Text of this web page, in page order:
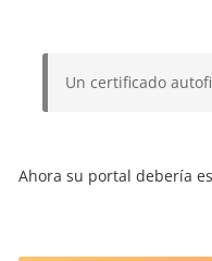
Un certificado
Ahora su portal debería